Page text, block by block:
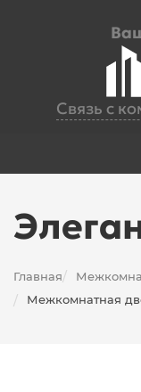
Связь с
Главная/
/ Межкомнатная